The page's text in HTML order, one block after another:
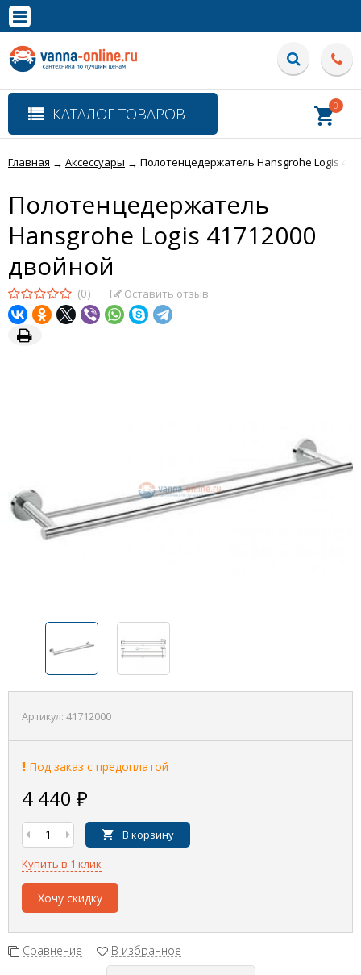
Полная версия сайта
КАТАЛОГ ТОВАРОВ 0
Главная → Аксессуары → Полотенцедержатель Hansgrohe Logis
Полотенцедержатель
Hansgrohe Logis 41712000
двойной
(0) Оставить отзыв
Артикул: 41712000
Под заказ с предоплатой
4 440 ₽
В корзину
Купить в 1 клик
Хочу скидку
Сравнение В избранное